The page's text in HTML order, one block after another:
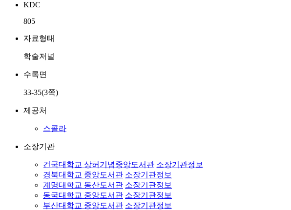
KDC
805
자료형태
학술저널
수록면
33-35(3쪽)
제공처
스콜라
소장기관
건국대학교 상허기념중앙도서관 소장기관정보
경북대학교 중앙도서관 소장기관정보
계명대학교 동산도서관 소장기관정보
동국대학교 중앙도서관 소장기관정보
부산대학교 중앙도서관 소장기관정보